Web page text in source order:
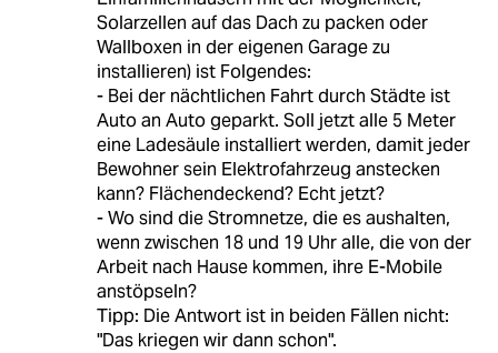
Solarzellen auf das Dach zu packen oder
Wallboxen in der eigenen Garage zu
installieren) ist Folgendes:
- Bei der nächtlichen Fahrt durch Städte ist
Auto an Auto geparkt. Soll jetzt alle 5 Meter
eine Ladesäule installiert werden, damit jeder
Bewohner sein Elektrofahrzeug anstecken
kann? Flächendeckend? Echt jetzt?
- Wo sind die Stromnetze, die es aushalten,
wenn zwischen 18 und 19 Uhr alle, die von der
Arbeit nach Hause kommen, ihre E-Mobile
anstöpseln?
Tipp: Die Antwort ist in beiden Fällen nicht:
"Das kriegen wir dann schon".